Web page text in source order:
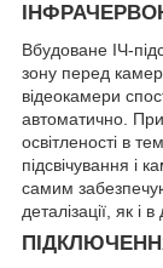
Вбудоване ІЧ-
зону перед
відеокамери
автоматично.
освітленості в
підсвічування і
самим
деталізації, як і